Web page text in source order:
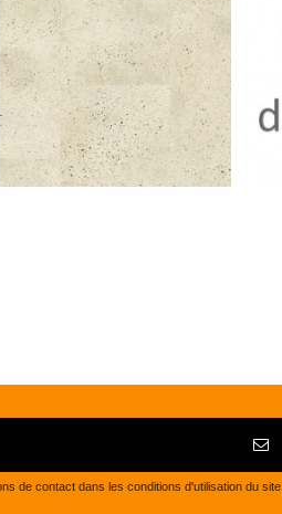
de contact dans les conditions d'utilisation du site.